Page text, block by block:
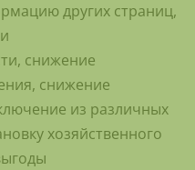
других страниц,
снижение
снижение
из различных
хозяйственного